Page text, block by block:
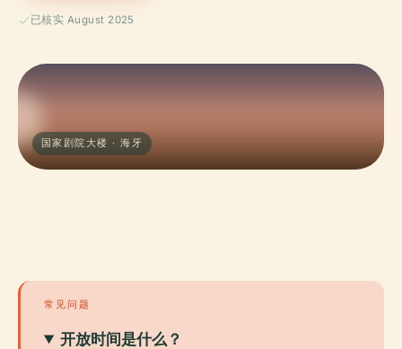
已核实 August 2025
国家剧院大楼 · 海牙
常见问题
开放时间是什么？